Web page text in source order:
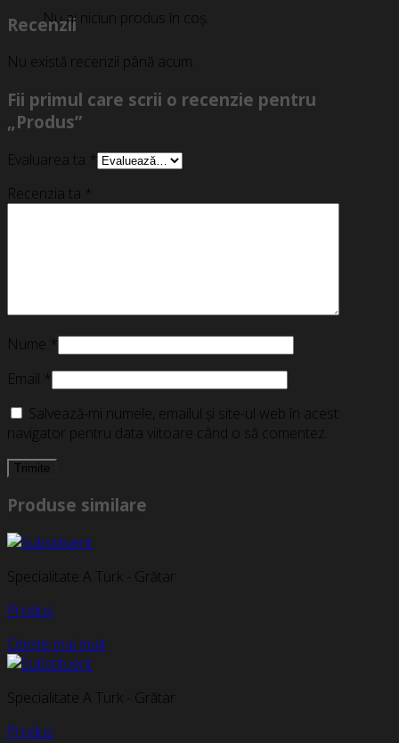
Nu ai niciun produs în coș.
Recenzii
Nu există recenzii până acum.
Fii primul care scrii o recenzie pentru
„Produs”
Evaluarea ta *
Recenzia ta *
Nume *
Email *
Salvează-mi numele, emailul și site-ul web în acest
navigator pentru data viitoare când o să comentez.
Produse similare
Specialitate A Turk - Grătar
Produs
Citește mai mult
Specialitate A Turk - Grătar
Produs